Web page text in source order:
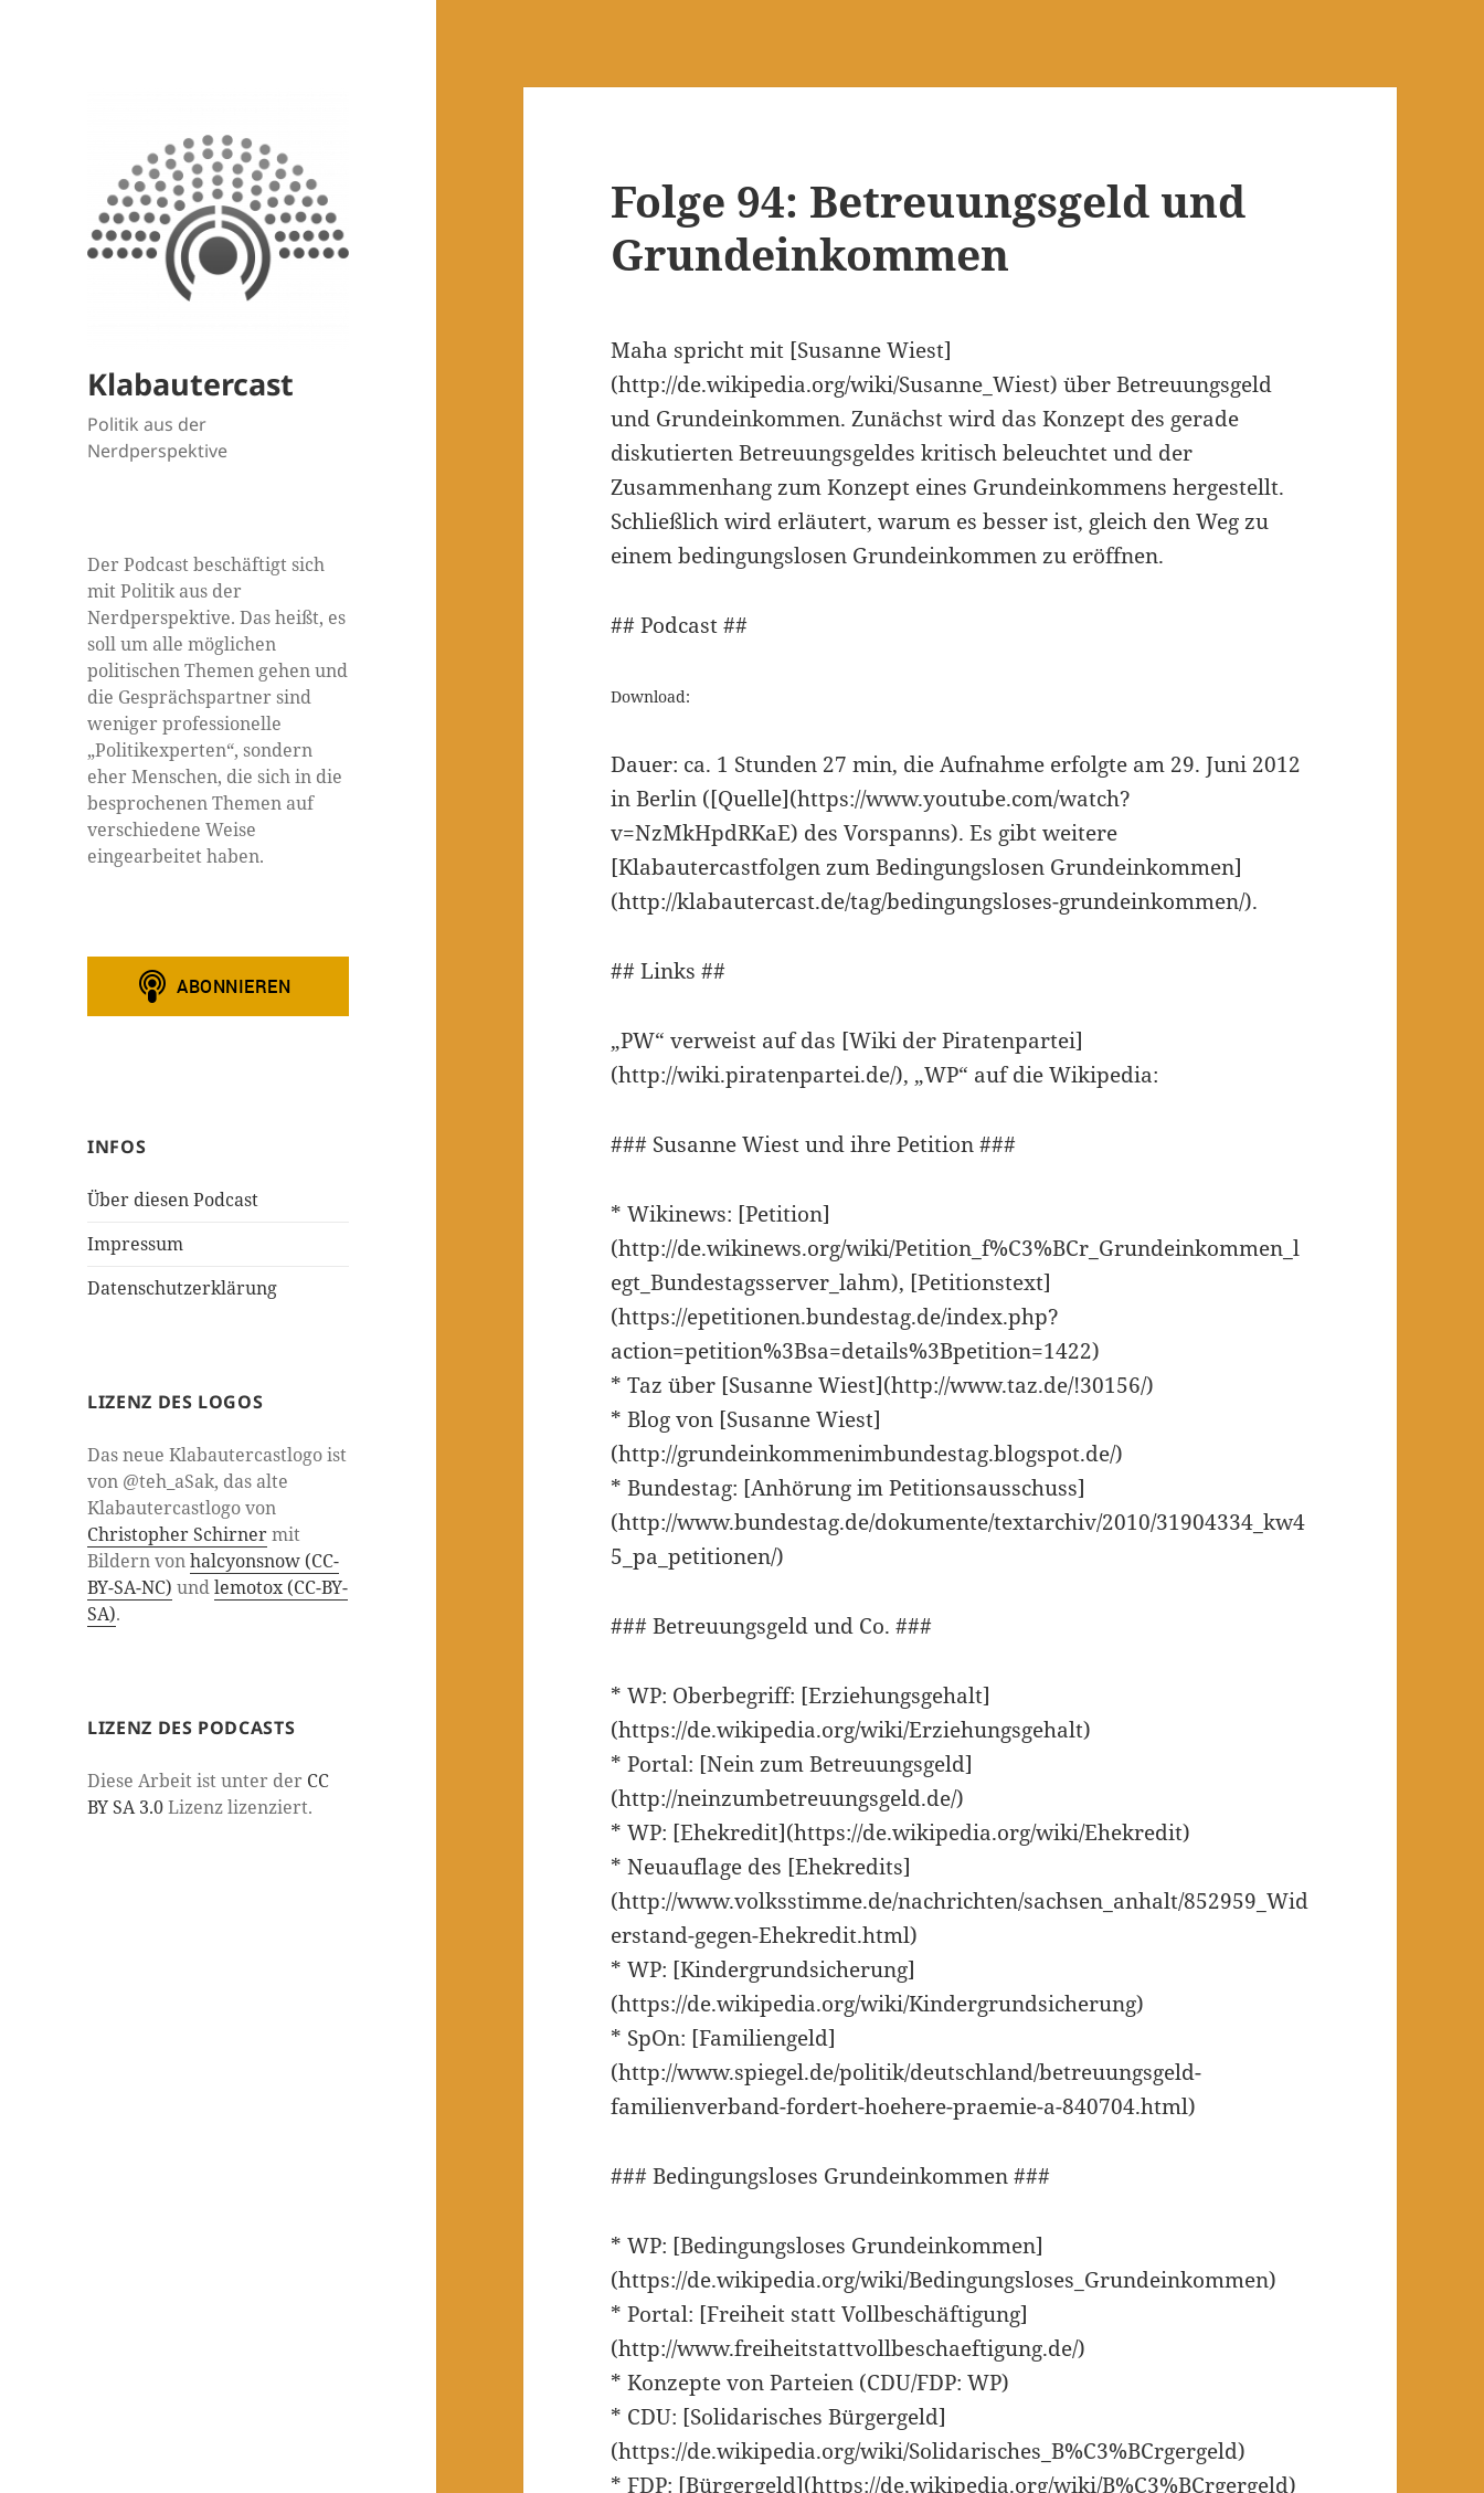
Klabautercast
Politik aus der
Nerdperspektive
Der Podcast beschäftigt sich
mit Politik aus der
Nerdperspektive. Das heißt, es
soll um alle möglichen
politischen Themen gehen und
die Gesprächspartner sind
weniger professionelle
„Politikexperten“, sondern
eher Menschen, die sich in die
besprochenen Themen auf
verschiedene Weise
eingearbeitet haben.
INFOS
Über diesen Podcast
Impressum
Datenschutzerklärung
LIZENZ DES LOGOS
Das neue Klabautercastlogo ist
von @teh_aSak, das alte
Klabautercastlogo von
Christopher Schirnermit
Bildern vonhalcyonsnow (CC-
BY-SA-NC) undlemotox (CC-BY-
SA).
LIZENZ DES PODCASTS
Diese Arbeit ist unter der CC
BY SA 3.0Lizenz lizenziert.
Folge 94: Betreuungsgeld und
Grundeinkommen
Maha spricht mit [Susanne Wiest]
(http://de.wikipedia.org/wiki/Susanne_Wiest) über Betreuungsgeld
und Grundeinkommen. Zunächst wird das Konzept des gerade
diskutierten Betreuungsgeldes kritisch beleuchtet und der
Zusammenhang zum Konzept eines Grundeinkommens hergestellt.
Schließlich wird erläutert, warum es besser ist, gleich den Weg zu
einem bedingungslosen Grundeinkommen zu eröffnen.
## Podcast ##
Download:
Dauer: ca. 1 Stunden 27 min, die Aufnahme erfolgte am 29. Juni 2012
in Berlin ([Quelle](https://www.youtube.com/watch?
v=NzMkHpdRKaE) des Vorspanns). Es gibt weitere
[Klabautercastfolgen zum Bedingungslosen Grundeinkommen]
(http://klabautercast.de/tag/bedingungsloses-grundeinkommen/).
## Links ##
„PW“ verweist auf das [Wiki der Piratenpartei]
(http://wiki.piratenpartei.de/), „WP“ auf die Wikipedia:
### Susanne Wiest und ihre Petition ###
* Wikinews: [Petition]
(http://de.wikinews.org/wiki/Petition_f%C3%BCr_Grundeinkommen_l
egt_Bundestagsserver_lahm), [Petitionstext]
(https://epetitionen.bundestag.de/index.php?
action=petition%3Bsa=details%3Bpetition=1422)
* Taz über [Susanne Wiest](http://www.taz.de/!30156/)
* Blog von [Susanne Wiest]
(http://grundeinkommenimbundestag.blogspot.de/)
* Bundestag: [Anhörung im Petitionsausschuss]
(http://www.bundestag.de/dokumente/textarchiv/2010/31904334_kw4
5_pa_petitionen/)
### Betreuungsgeld und Co. ###
* WP: Oberbegriff: [Erziehungsgehalt]
(https://de.wikipedia.org/wiki/Erziehungsgehalt)
* Portal: [Nein zum Betreuungsgeld]
(http://neinzumbetreuungsgeld.de/)
* WP: [Ehekredit](https://de.wikipedia.org/wiki/Ehekredit)
* Neuauflage des [Ehekredits]
(http://www.volksstimme.de/nachrichten/sachsen_anhalt/852959_Wid
erstand-gegen-Ehekredit.html)
* WP: [Kindergrundsicherung]
(https://de.wikipedia.org/wiki/Kindergrundsicherung)
* SpOn: [Familiengeld]
(http://www.spiegel.de/politik/deutschland/betreuungsgeld-
familienverband-fordert-hoehere-praemie-a-840704.html)
### Bedingungsloses Grundeinkommen ###
* WP: [Bedingungsloses Grundeinkommen]
(https://de.wikipedia.org/wiki/Bedingungsloses_Grundeinkommen)
* Portal: [Freiheit statt Vollbeschäftigung]
(http://www.freiheitstattvollbeschaeftigung.de/)
* Konzepte von Parteien (CDU/FDP: WP)
* CDU: [Solidarisches Bürgergeld]
(https://de.wikipedia.org/wiki/Solidarisches_B%C3%BCrgergeld)
* FDP: [Bürgergeld](https://de.wikipedia.org/wiki/B%C3%BCrgergeld)